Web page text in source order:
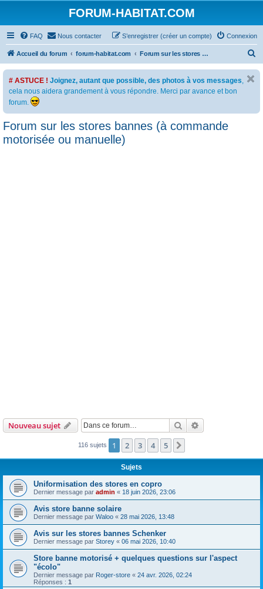
FORUM-HABITAT.COM
FAQ Nous contacter Connexion
S’enregistrer (créer un compte)
Accueil du forum forum-habitat.com Forum sur les stores bannes (à commande motorisée ou manuelle)
e
# ASTUCE ! Joignez, autant que possible, des photos à vos messages,
cela nous aidera grandement à vous répondre. Merci par avance et bon
forum.
Forum sur les stores bannes (à commande
motorisée ou manuelle)
Nouveau sujet Rechercher
116 sujets 1 2 3 4 5
Sujets
Uniformisation des stores en copro
Dernier message par admin « 18 juin 2026, 23:06
Avis store banne solaire
Dernier message par Waloo « 28 mai 2026, 13:48
Avis sur les stores bannes Schenker
Dernier message par Storey « 06 mai 2026, 10:40
Store banne motorisé + quelques questions sur l'aspect
"écolo"
Dernier message par Roger-store « 24 avr. 2026, 02:24
Réponses : 1